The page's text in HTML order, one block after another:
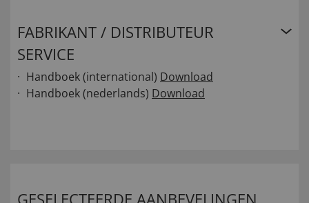
FABRIKANT / DISTRIBUTEUR
SERVICE
Handboek (international) Download
Handboek (nederlands) Download